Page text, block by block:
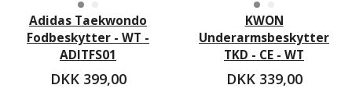
Adidas Taekwondo
Fodbeskytter - WT -
ADITFS01
DKK 399,00
KWON
Underarmsbeskytter
TKD - CE - WT
DKK 339,00